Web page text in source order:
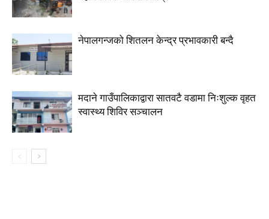
नेपालगन्जको शितलन केन्द्र प्रभावकारी बन्दै
मदाने गाउँपालिकाद्वारा सातवटै वडामा निःशुल्क वृहत
स्वास्थ्य शिविर सञ्चालन